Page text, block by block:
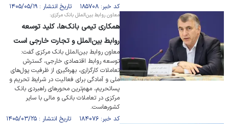
کد خبر: ۱۸۵۷۰۸ تاریخ انتشار : ۱۴۰۵/۰۵/۱۹
معاون روابط بین‌الملل بانک مرکزی:
همکاری تیمی بانک‌ها، کلید توسعه
روابط بین‌الملل و تجارت خارجی است
معاون روابط بین‌الملل بانک مرکزی گفت:
توسعه روابط اقتصادی خارجی، گسترش
تعاملات کارگزاری، بهره‌گیری از ظرفیت پول‌های
ملی و آمادگی برای فعالیت در شرایط تحریم و
پساتحریم، مهم‌ترین محور‌های راهبردی بانک
مرکزی در تعاملات بانکی و مالی با سایر
کشور‌هاست.
کد خبر: ۱۸۴۰۷۶ تاریخ انتشار : ۱۴۰۵/۰۳/۲۵